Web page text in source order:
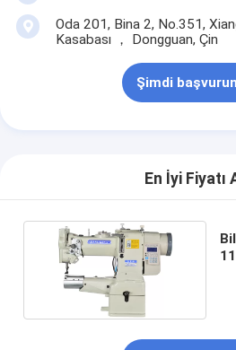
Oda 201, Bina 2, No.351,
Kasabası ， Dongguan, Çin
Şimdi başvurun
En İyi Fiyatı